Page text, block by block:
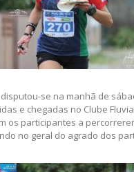
se na manhã de
e chegadas no Clube
os participantes a
no geral do agrado dos